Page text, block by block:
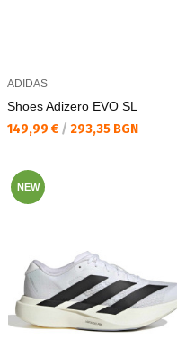
ADIDAS
Shoes Adizero EVO SL
Текуща цена:
149,99 € / 293,35 BGN
NEW